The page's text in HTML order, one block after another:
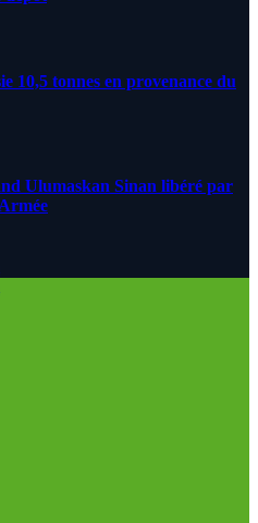
10,5 tonnes en provenance du
Ulumaskan Sinan libéré par